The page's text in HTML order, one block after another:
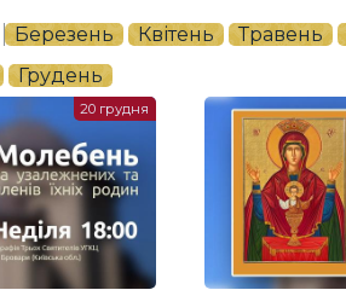
Березень Квітень Травень
Грудень
20 грудня